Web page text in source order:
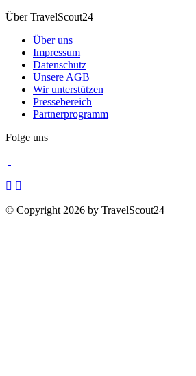
Über TravelScout24
Über uns
Impressum
Datenschutz
Unsere AGB
Wir unterstützen
Pressebereich
Partnerprogramm
Folge uns
© Copyright 2026 by TravelScout24